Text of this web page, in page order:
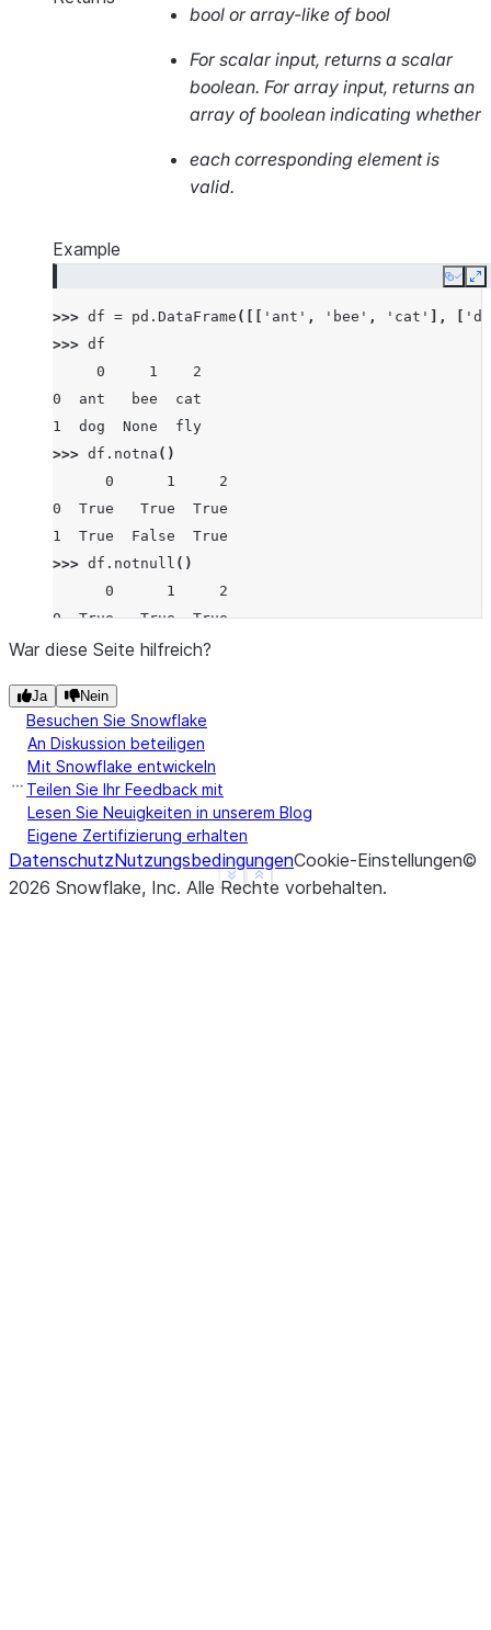
bool or array-like of bool
For scalar input, returns a scalar
boolean. For array input, returns an
array of boolean indicating whether
each corresponding element is
valid.
Example
Copy
>>> df = pd . DataFrame ([[ 'ant' , 'bee' , 'cat' ],
>>> df
     0     1    2
0  ant   bee  cat
1  dog  None  fly
>>> df . notna ()
      0      1     2
0  True   True  True
1  True  False  True
>>> df . notnull ()
      0      1     2
0  True   True  True
1  True  False  True
Show less
See more
War diese Seite hilfreich?
Ja Nein
Besuchen Sie Snowflake
An Diskussion beteiligen
Mit Snowflake entwickeln
Teilen Sie Ihr Feedback mit
Lesen Sie Neuigkeiten in unserem Blog
Eigene Zertifizierung erhalten
DatenschutzNutzungsbedingungenCookie-Einstellungen©
2026 Snowflake, Inc. Alle Rechte vorbehalten.